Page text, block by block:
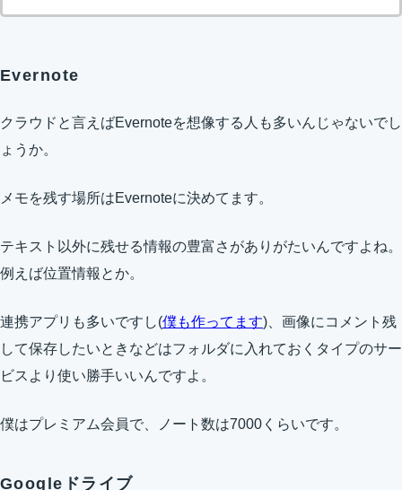
Evernote
クラウドと言えばEvernoteを想像する人も多いんじゃないでし
ょうか。
メモを残す場所はEvernoteに決めてます。
テキスト以外に残せる情報の豊富さがありがたいんですよね。
例えば位置情報とか。
連携アプリも多いですし(僕も作ってます)、画像にコメント残
して保存したいときなどはフォルダに入れておくタイプのサー
ビスより使い勝手いいんですよ。
僕はプレミアム会員で、ノート数は7000くらいです。
Googleドライブ